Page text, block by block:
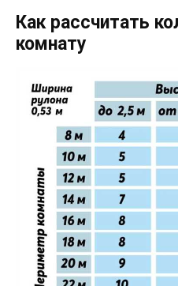
Как рассчитать
комнату